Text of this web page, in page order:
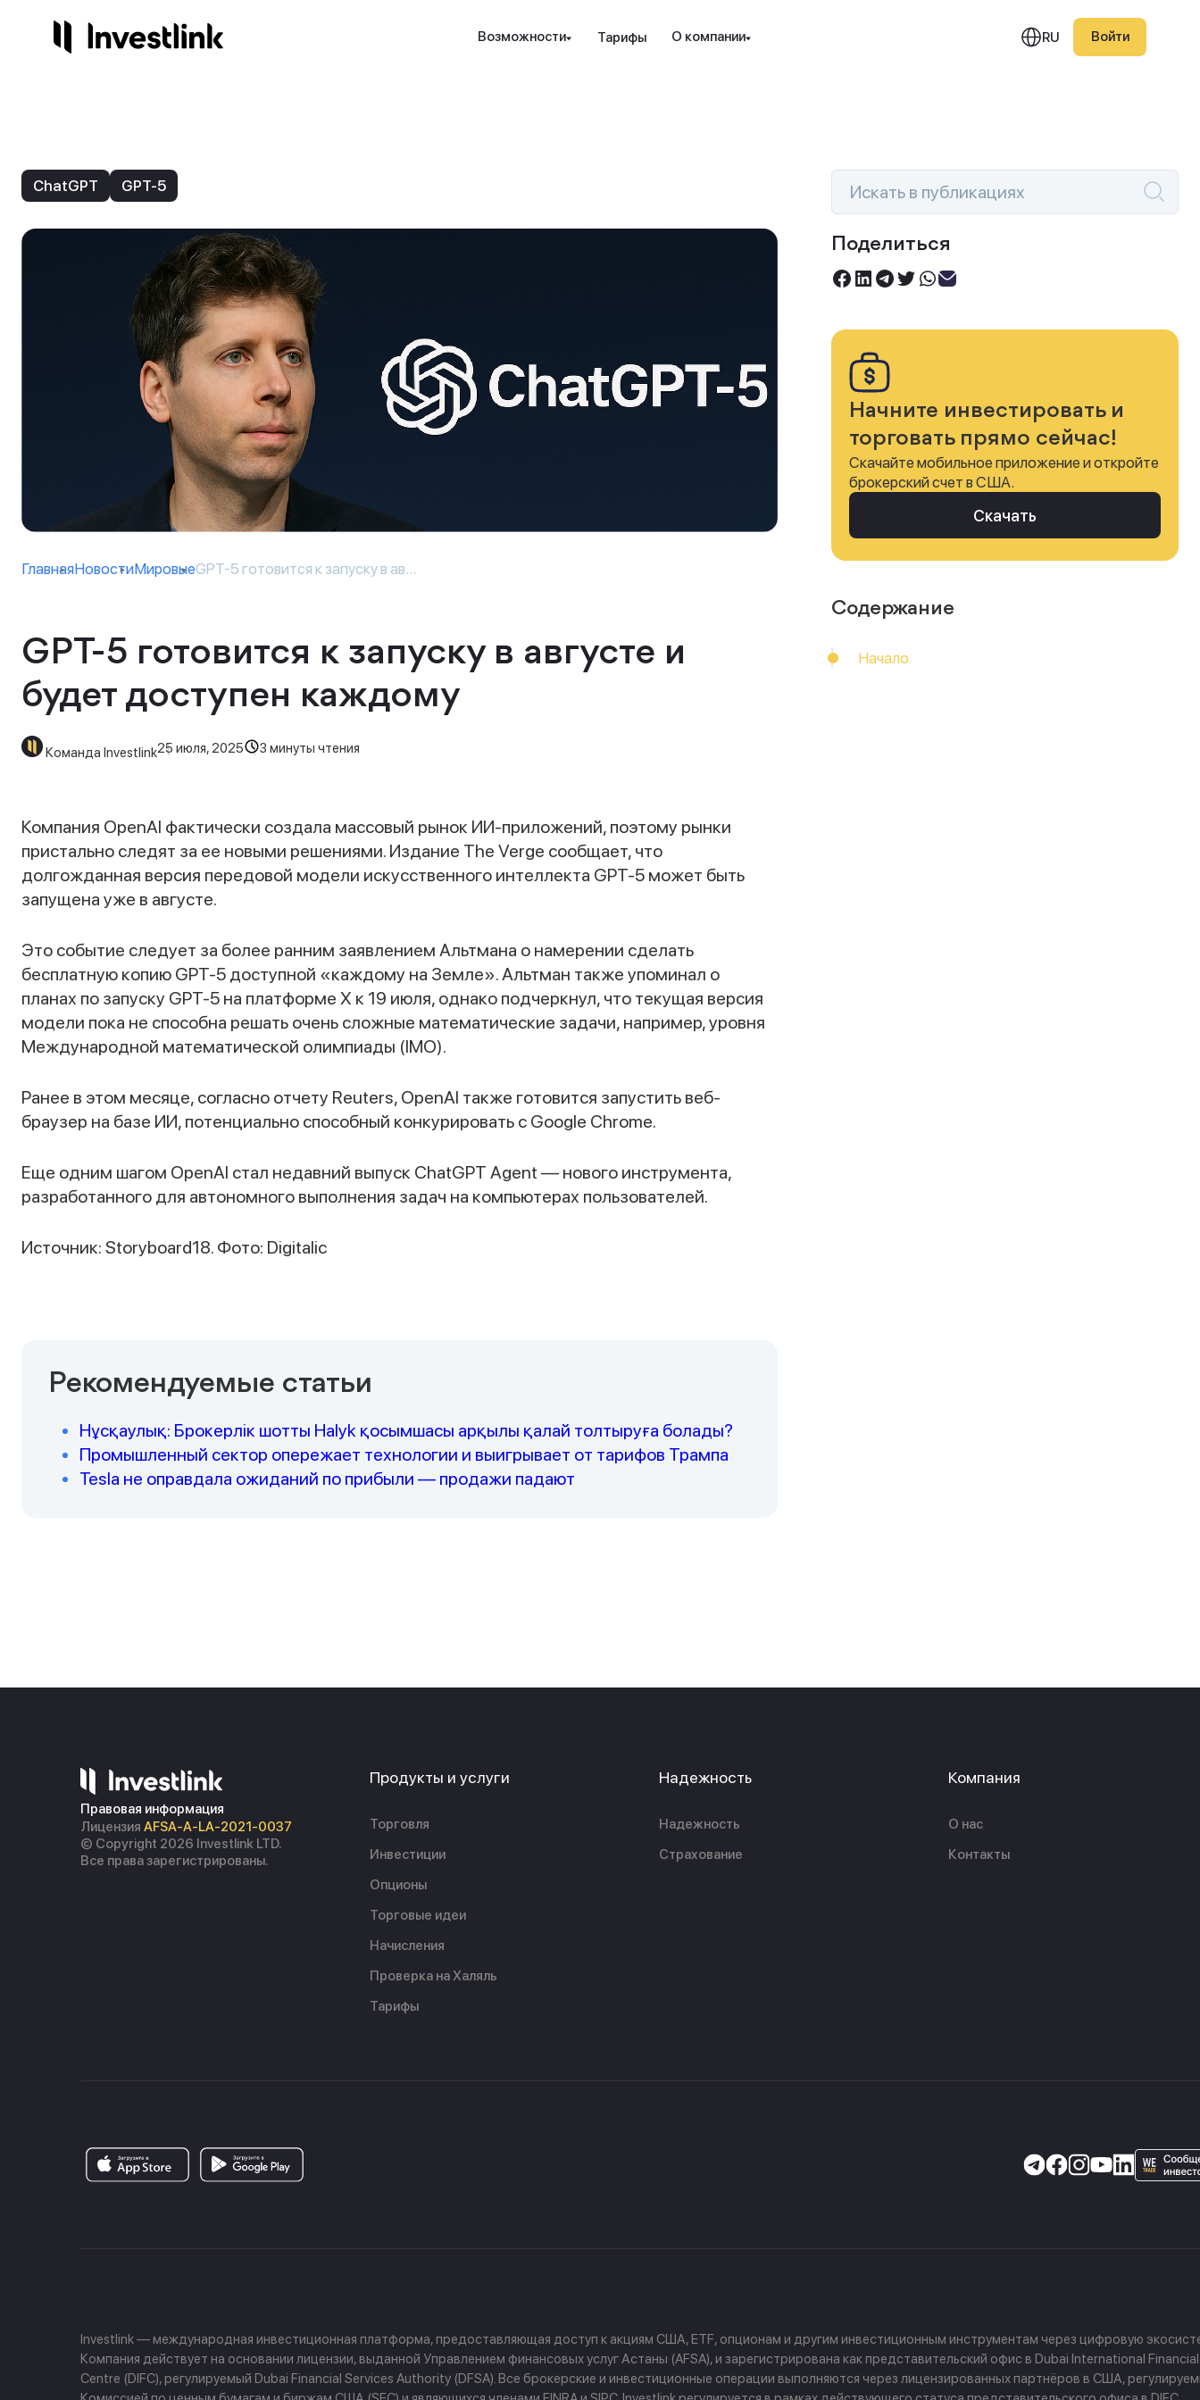
Возможности
Опционы
Начисления 3.25%
ETF
IPO NEW
Торговые идеи Аналитика PRO
Торгуйте акциями без комиссий
Тарифы О компании
Страхование счетов
График намекает на конец
десятилетнего
превосходства биткоина
над акциями
RU Войти
ChatGPT GPT-5
ГлавнаяНовостиМировыеGPT-5 готовится к запуску в ав...
GPT-5 готовится к запуску в августе и
будет доступен каждому
Команда Investlink25 июля, 2025 3 минуты чтения
Компания OpenAI фактически создала массовый рынок ИИ-приложений, поэтому рынки
пристально следят за ее новыми решениями. Издание The Verge сообщает, что
долгожданная версия передовой модели искусственного интеллекта GPT-5 может быть
запущена уже в августе.
Это событие следует за более ранним заявлением Альтмана о намерении сделать
бесплатную копию GPT-5 доступной «каждому на Земле». Альтман также упоминал о
планах по запуску GPT-5 на платформе X к 19 июля, однако подчеркнул, что текущая версия
модели пока не способна решать очень сложные математические задачи, например, уровня
Международной математической олимпиады (IMO).
Ранее в этом месяце, согласно отчету Reuters, OpenAI также готовится запустить веб-
браузер на базе ИИ, потенциально способный конкурировать с Google Chrome.
Еще одним шагом OpenAI стал недавний выпуск ChatGPT Agent — нового инструмента,
разработанного для автономного выполнения задач на компьютерах пользователей.
Источник: Storyboard18. Фото: Digitalic
Рекомендуемые статьи
Нұсқаулық: Брокерлік шотты Halyk қосымшасы арқылы қалай толтыруға болады?
Промышленный сектор опережает технологии и выигрывает от тарифов Трампа
Tesla не оправдала ожиданий по прибыли — продажи падают
Поделиться
Начните инвестировать и
торговать прямо сейчас!
Скачайте мобильное приложение и откройте
брокерский счет в США.
Скачать
Содержание
Начало
Наведите камеру телефона на QR-код,
чтобы скачать мобильное приложение.
Правовая информация
Лицензия AFSA-A-LA-2021-0037
© Copyright 2026 Investlink LTD.
Все права зарегистрированы.
Продукты и услуги
Торговля
Инвестиции
Опционы
Торговые идеи
Начисления
Проверка на Халяль
Тарифы
Надежность
Надежность
Страхование
Компания
О нас
Контакты
Investlink — международная инвестиционная платформа, предоставляющая доступ к акциям США, ETF, опционам и другим инвестиционным инструментам через цифровую
Компания действует на основании лицензии, выданной Управлением финансовых услуг Астаны (AFSA), и зарегистрирована как представительский офис в Dubai International Financial
Centre (DIFC), регулируемый Dubai Financial Services Authority (DFSA). Все брокерские и инвестиционные операции выполняются через лицензированных партнёров в США,